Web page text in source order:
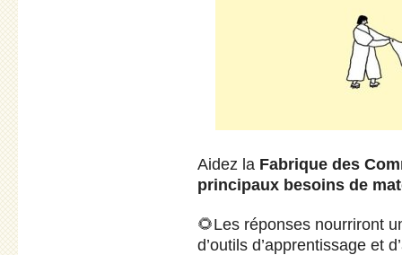
Aidez la Fabrique des
principaux besoins de
🌻Les réponses nourriront
d’outils d’apprentissage et